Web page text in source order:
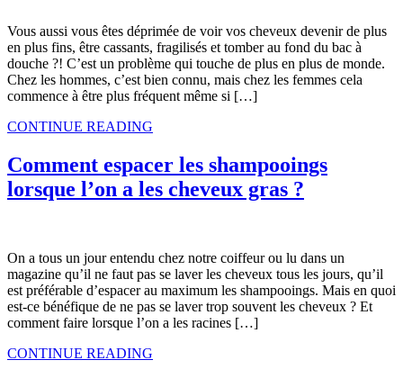
Vous aussi vous êtes déprimée de voir vos cheveux devenir de plus
en plus fins, être cassants, fragilisés et tomber au fond du bac à
douche ?! C’est un problème qui touche de plus en plus de monde.
Chez les hommes, c’est bien connu, mais chez les femmes cela
commence à être plus fréquent même si […]
CONTINUE READING
Comment espacer les shampooings
lorsque l’on a les cheveux gras ?
On a tous un jour entendu chez notre coiffeur ou lu dans un
magazine qu’il ne faut pas se laver les cheveux tous les jours, qu’il
est préférable d’espacer au maximum les shampooings. Mais en quoi
est-ce bénéfique de ne pas se laver trop souvent les cheveux ? Et
comment faire lorsque l’on a les racines […]
CONTINUE READING